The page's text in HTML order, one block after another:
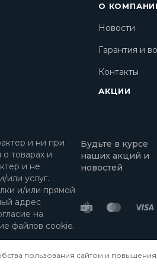
О
Новости
Гарантия и
Контакты
АКЦИИ
Будьте в курсе
наших акций и
новостей
и ни при
товарах и
и не
или услуг.
и/или прямой
адрес
на
файлов cookie.
пользования сайтом и повышения